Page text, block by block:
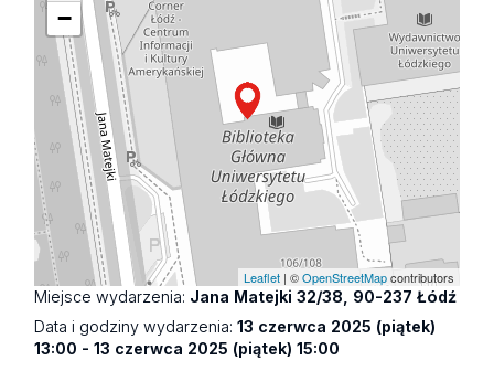
−
Leaflet| ©OpenStreetMapcontributors
Miejsce wydarzenia: Jana Matejki 32/38, 90-237 Łódź
Data i godziny wydarzenia:13 czerwca 2025 (piątek)
13:00 - 13 czerwca 2025 (piątek) 15:00